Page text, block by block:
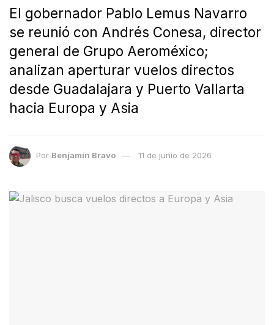
El gobernador Pablo Lemus Navarro
se reunió con Andrés Conesa, director
general de Grupo Aeroméxico;
analizan aperturar vuelos directos
desde Guadalajara y Puerto Vallarta
hacia Europa y Asia
Por Benjamín Bravo 11 de junio de 2026